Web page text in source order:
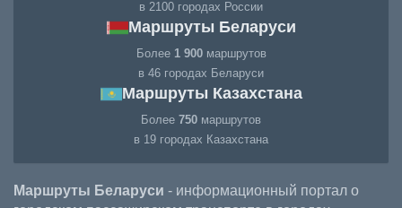
в 2100 городах России
Маршруты Беларуси
Более 1 900маршрутов
в 46 городах Беларуси
Маршруты Казахстана
Более 750 маршрутов
в 19 городах Казахстана
Маршруты Беларуси - информационный портал о